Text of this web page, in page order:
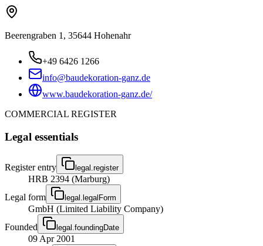
Beerengraben 1, 35644 Hohenahr
+49 6426 1266
info@baudekoration-ganz.de
www.baudekoration-ganz.de/
COMMERCIAL REGISTER
Legal essentials
Register entry legal.register
HRB 2394 (Marburg)
Legal form
legal.legalForm
GmbH (Limited Liability Company)
Founded
legal.foundingDate
09 Apr 2001